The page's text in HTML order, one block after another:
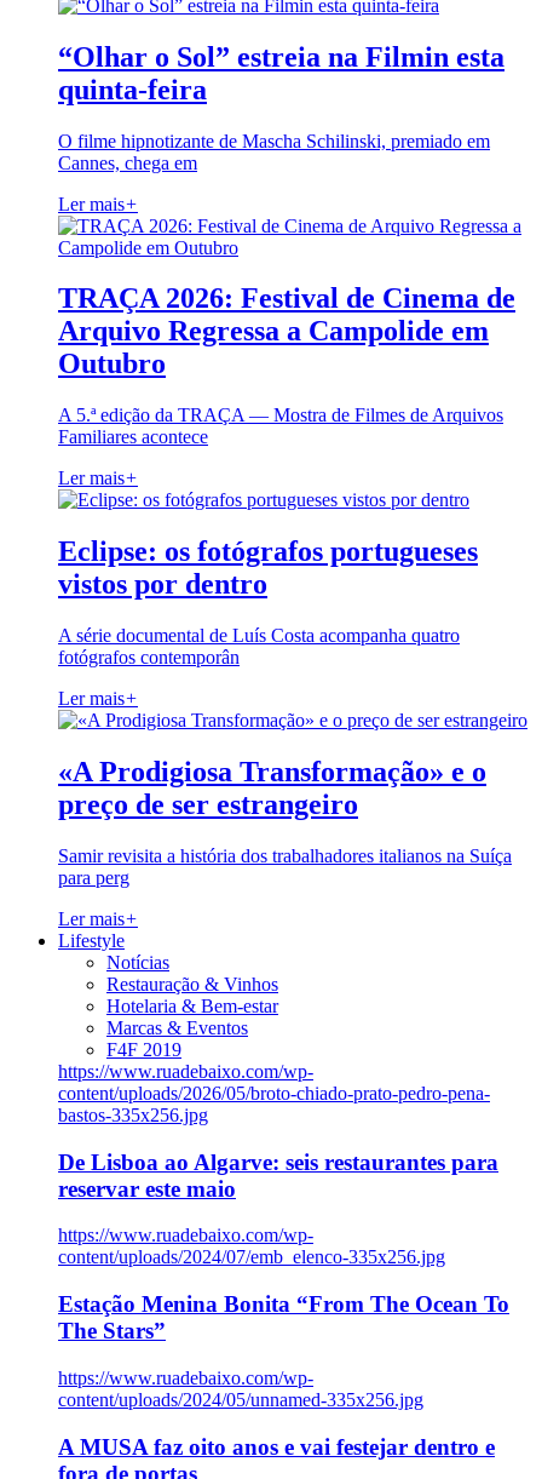
“Olhar o Sol” estreia na Filmin esta
quinta-feira
O filme hipnotizante de Mascha Schilinski, premiado em
Cannes, chega em
Ler mais+
TRAÇA 2026: Festival de Cinema de
Arquivo Regressa a Campolide em
Outubro
A 5.ª edição da TRAÇA — Mostra de Filmes de Arquivos
Familiares acontece
Ler mais+
Eclipse: os fotógrafos portugueses
vistos por dentro
A série documental de Luís Costa acompanha quatro
fotógrafos contemporân
Ler mais+
«A Prodigiosa Transformação» e o
preço de ser estrangeiro
Samir revisita a história dos trabalhadores italianos na Suíça
para perg
Ler mais+
Lifestyle
Notícias
Restauração & Vinhos
Hotelaria & Bem-estar
Marcas & Eventos
F4F 2019
https://www.ruadebaixo.com/wp-
content/uploads/2026/05/broto-chiado-prato-pedro-pena-
bastos-335x256.jpg
De Lisboa ao Algarve: seis restaurantes para
reservar este maio
https://www.ruadebaixo.com/wp-
content/uploads/2024/07/emb_elenco-335x256.jpg
Estação Menina Bonita “From The Ocean To
The Stars”
https://www.ruadebaixo.com/wp-
content/uploads/2024/05/unnamed-335x256.jpg
A MUSA faz oito anos e vai festejar dentro e
fora de portas